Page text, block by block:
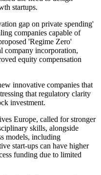
startups.
gap on private spending'
companies capable of
'Regime Zero'
incorporation,
equity compensation
innovative companies that
that regulatory clarity
investment.
Europe, called for stronger
skills, alongside
models, including
start-ups can have higher
funding due to limited